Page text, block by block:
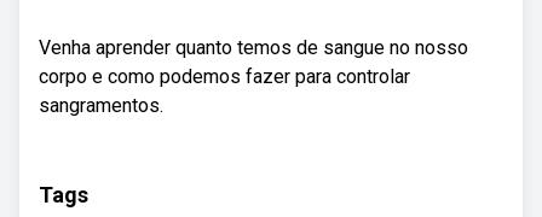
Venha aprender quanto temos de sangue no nosso
corpo e como podemos fazer para controlar
sangramentos.
Tags